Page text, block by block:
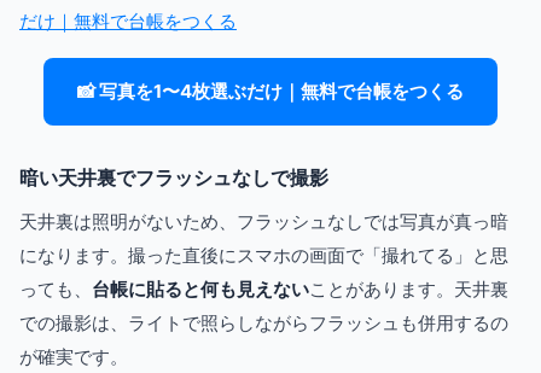
だけ｜無料で台帳をつくる
📸 写真を1〜4枚選ぶだけ｜無料で台帳をつくる
暗い天井裏でフラッシュなしで撮影
天井裏は照明がないため、フラッシュなしでは写真が真っ暗
になります。撮った直後にスマホの画面で「撮れてる」と思
っても、 台帳に貼ると何も見えないことがあります。天井裏
での撮影は、ライトで照らしながらフラッシュも併用するの
が確実です。